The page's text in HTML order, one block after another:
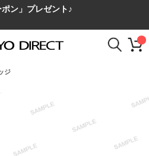
ン」プレゼント♪
ジ